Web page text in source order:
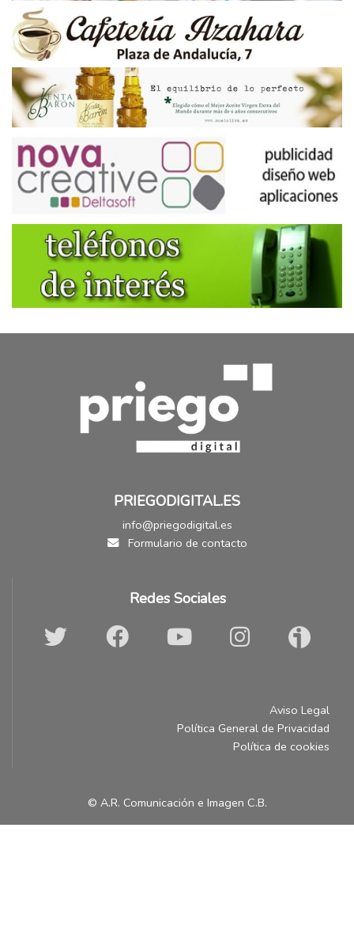
PRIEGODIGITAL.ES
info@priegodigital.es
Formulario de contacto
Redes Sociales
Aviso Legal
Política General de Privacidad
Política de cookies
© A.R. Comunicación e Imagen C.B.